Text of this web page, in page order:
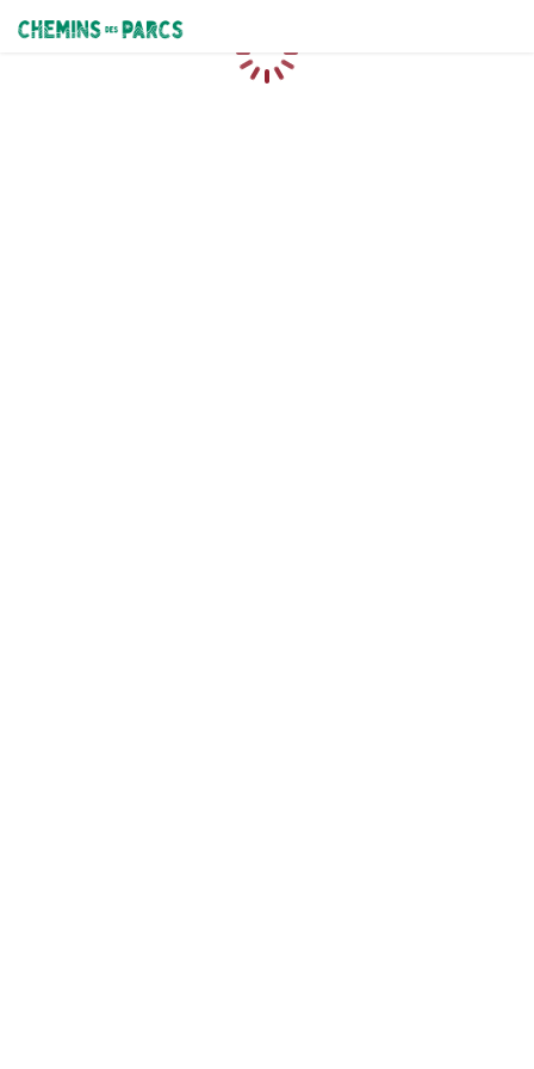
Chemins des Parcs
Caricamento